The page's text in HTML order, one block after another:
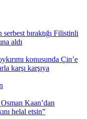
bıraktığı Filistinli
aldı
konusunda Çin’e
karşı karşıya
Kaan’dan
helal etsin”